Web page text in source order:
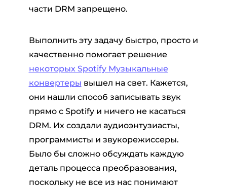
части DRM запрещено.
Выполнить эту задачу быстро, просто и
качественно помогает решение
некоторых Spotify Музыкальные
конвертеры вышел на свет. Кажется,
они нашли способ записывать звук
прямо с Spotify и ничего не касаться
DRM. Их создали аудиоэнтузиасты,
программисты и звукорежиссеры.
Было бы сложно обсуждать каждую
деталь процесса преобразования,
поскольку не все из нас понимают